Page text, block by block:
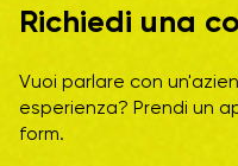
Richiedi una
Vuoi parlare con
esperienza? Prendi un
form.